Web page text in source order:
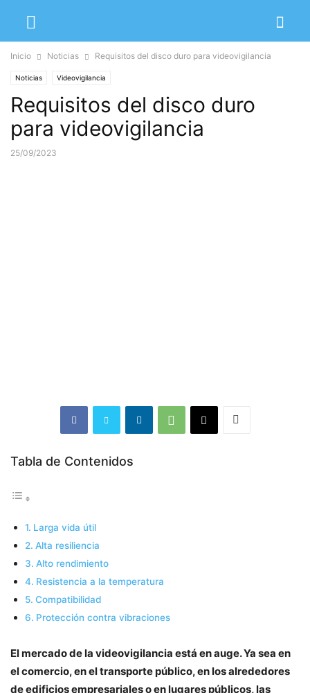
Inicio Noticias Requisitos del disco duro para videovigilancia
Noticias Videovigilancia
Requisitos del disco duro
para videovigilancia
25/09/2023
Tabla de Contenidos
Larga vida útil
Alta resiliencia
Alto rendimiento
Resistencia a la temperatura
Compatibilidad
Protección contra vibraciones
El mercado de la videovigilancia está en auge. Ya sea en
el comercio, en el transporte público, en los alrededores
de edificios empresariales o en lugares públicos, las